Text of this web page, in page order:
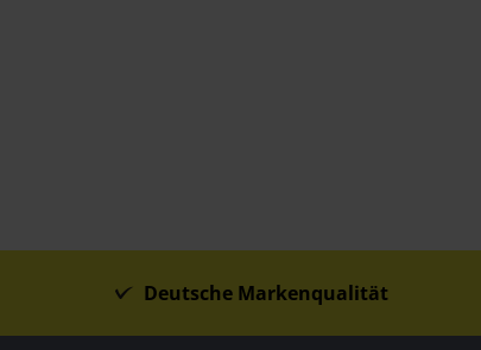
Deutsche Markenqualität